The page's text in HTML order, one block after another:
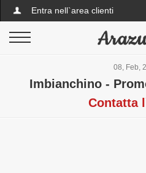
Entra nell`area clienti
08, Feb,
Imbianchino -
Contatta